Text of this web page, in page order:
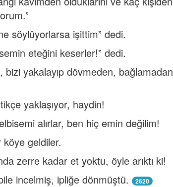
söylüyorlarsa işittim” dedi.
eteğini keserler!” dedi.
yakalayıp dövmeden, bağlamadan
yaklaşıyor, haydin!
alırlar, ben hiç emin değilim!
köye geldiler.
zerre kadar et yoktu, öyle arıktı ki!
incelmiş, ipliğe dönmüştü.
2620